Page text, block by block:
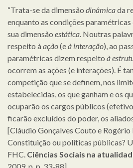
“Trata-se da dimensão dinâmicada
enquanto as condições
sua dimensão estática . Noutras
respeito à ação(eà interação), ao
paramétricas dizem respeito à
ocorrem as ações (e interações). É
competição que se definem, nos
estabelecidas, os que ganham e os
ocuparão os cargos públicos
ficarão excluídos do poder, os
[Cláudio Gonçalves Couto e Rogério
Constituição ou políticas públicas?
FHC. Ciências Sociais na
2009, p. p. 33-88].